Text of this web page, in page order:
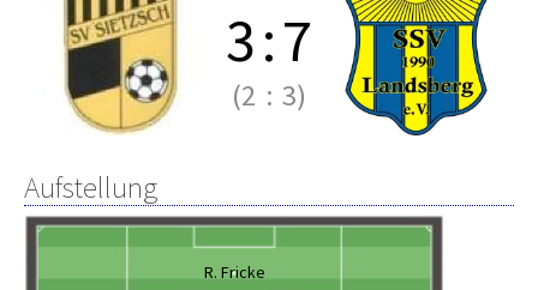
3:7
(2 : 3)
Aufstellung
R. Fricke